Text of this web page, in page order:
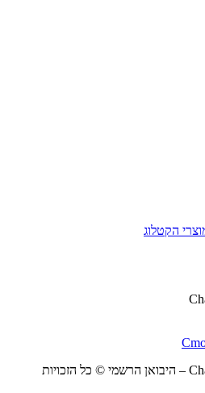
הקטלוג
קמיליון ישראל | Chamaleon Israel – היבואן הרשמי © כל הזכויות